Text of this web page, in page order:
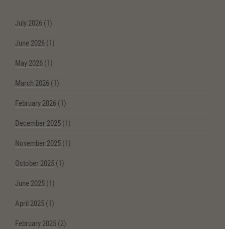
July 2026 (1)
June 2026 (1)
May 2026 (1)
March 2026 (1)
February 2026 (1)
December 2025 (1)
November 2025 (1)
October 2025 (1)
June 2025 (1)
April 2025 (1)
February 2025 (2)